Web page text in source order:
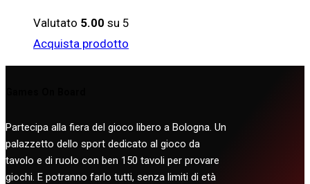
Valutato 5.00 su 5
Acquista prodotto
Partecipa alla fiera del gioco libero a Bologna. Un
palazzetto dello sport dedicato al gioco da
tavolo e di ruolo con ben 150 tavoli per provare
giochi. E potranno farlo tutti, senza limiti di età